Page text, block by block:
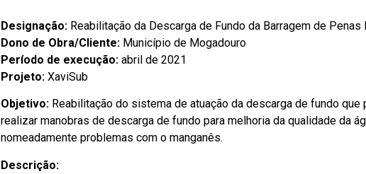
Designação: Reabilitação da Descarga de Fundo da Barragem de Penas
Dono de Obra/Cliente: Município de Mogadouro
Período de execução: abril de 2021
Projeto: XaviSub
Objetivo: Reabilitação do sistema de atuação da descarga de fundo que
realizar manobras de descarga de fundo para melhoria da qualidade da
nomeadamente problemas com o manganês.
Descrição: